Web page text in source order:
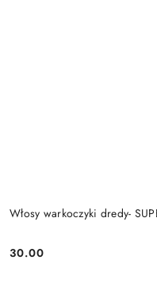
Włosy warkoczyki dredy-
Cena:
30.00